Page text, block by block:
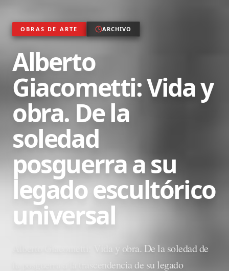
OBRAS DE ARTE ARCHIVO
Alberto
Giacometti: Vida y
obra. De la
soledad
posguerra a su
legado escultórico
universal
Alberto Giacometti: Vida y obra. De la soledad de
la posguerra a la trascendencia de su legado